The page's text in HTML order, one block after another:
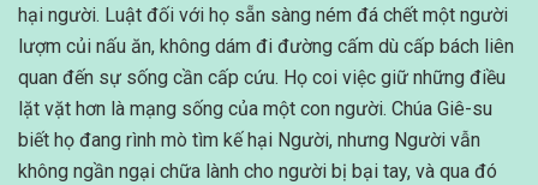
hại người. Luật đối với họ sẵn sàng ném đá chết một người
lượm củi nấu ăn, không dám đi đường cấm dù cấp bách liên
quan đến sự sống cần cấp cứu. Họ coi việc giữ những điều
lặt vặt hơn là mạng sống của một con người. Chúa Giê-su
biết họ đang rình mò tìm kế hại Người, nhưng Người vẫn
không ngần ngại chữa lành cho người bị bại tay, và qua đó